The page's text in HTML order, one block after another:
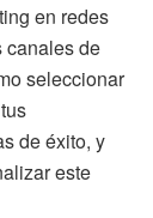
en redes
canales de
seleccionar
de éxito, y
este